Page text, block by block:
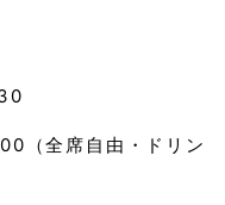
全席自由・ドリン